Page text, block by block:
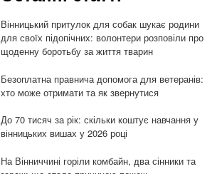
Вінницький притулок для собак шукає родини
для своїх підопічних: волонтери розповіли про
щоденну боротьбу за життя тварин
Безоплатна правнича допомога для ветеранів:
хто може отримати та як звернутися
До 70 тисяч за рік: скільки коштує навчання у
вінницьких вишах у 2026 році
На Вінниччині горіли комбайн, два сінники та